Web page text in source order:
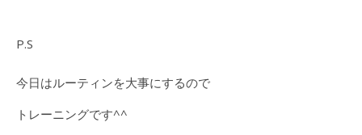
P.S
今日はルーティンを大事にするので
トレーニングです^^